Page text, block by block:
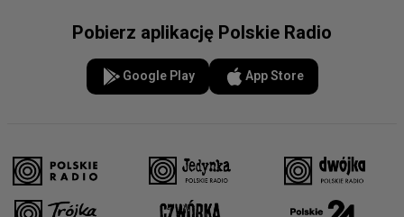
Pobierz aplikację Polskie Radio
Google Play App Store